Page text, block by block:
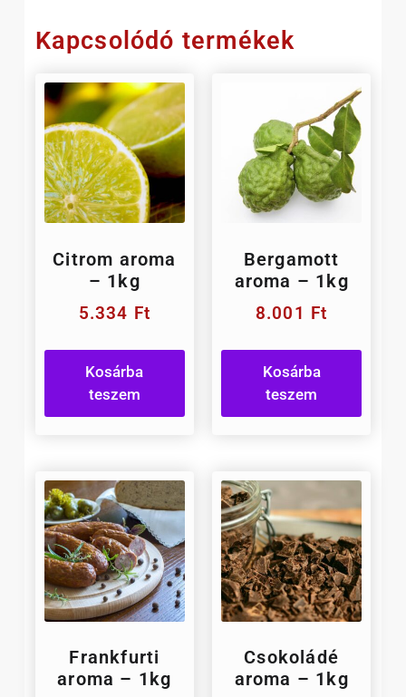
Kapcsolódó termékek
Citrom aroma
– 1kg
5.334 Ft
Kosárba
teszem
Bergamott
aroma – 1kg
8.001 Ft
Kosárba
teszem
Frankfurti
aroma – 1kg
Csokoládé
aroma – 1kg